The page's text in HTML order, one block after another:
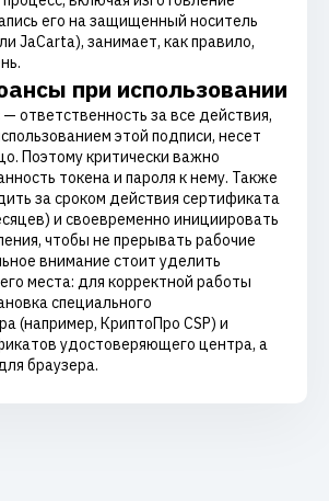
его на защищенный носитель
JaCarta), занимает, как правило,
при использовании
ответственность за все действия,
этой подписи, несет
Поэтому критически важно
токена и пароля к нему. Также
за сроком действия сертификата
и своевременно инициировать
чтобы не прерывать рабочие
внимание стоит уделить
места: для корректной работы
специального
(например, КриптоПро CSP) и
удостоверяющего центра, а
браузера.